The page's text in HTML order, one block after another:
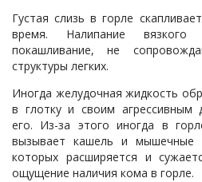
Густая слизь в горле
время. Налипание вязкого
покашливание, не
структуры легких.
Иногда желудочная жидкость
в глотку и своим агрессивным
его. Из-за этого иногда в
вызывает кашель и мышечные
которых расширяется и
ощущение наличия кома в горле.